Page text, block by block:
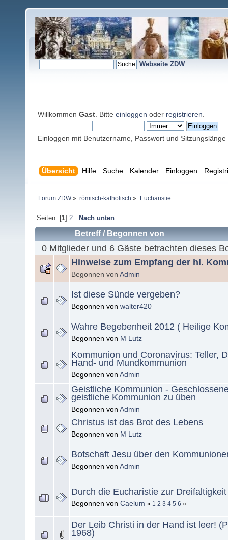
Webseite ZDW
Willkommen Gast . Bitte einloggen oder registrieren
Einloggen mit Benutzername, Passwort und Sitzungslänge
Übersicht Hilfe Suche Kalender Einloggen
Forum ZDW» römisch-katholisch » Eucharistie
Seiten: [1] 2 Nach unten
Betreff/ Begonnen von
0 Mitglieder und 6 Gäste betrachten dieses
Hinweise zum Empfang der hl.
Begonnen von Admin
Ist diese Sünde vergeben?
Begonnen von walter420
Wahre Begebenheit 2012 ( Heilige
Begonnen von M Lutz
Kommunion und Coronavirus: Teller,
Hand- und Mundkommunion
Begonnen von Admin
Geistliche Kommunion -
geistliche Kommunion zu üben
Begonnen von Admin
Christus ist das Brot des Lebens
Begonnen von M Lutz
Botschaft Jesu über den
Begonnen von Admin
Durch die Eucharistie zur Dreifaltigkeit
Begonnen von Caelum « 1 2 3 4 5 6 »
Der Leib Christi in der Hand ist leer!
1968)